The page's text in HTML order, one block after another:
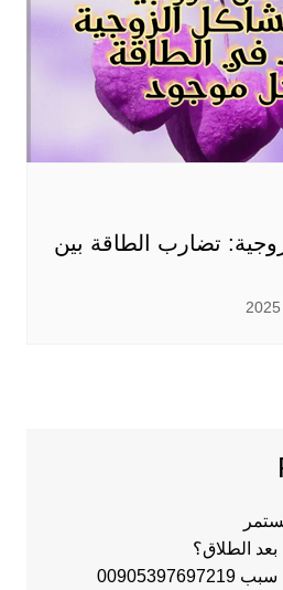
تضارب الطاقة بين
الطلاق؟